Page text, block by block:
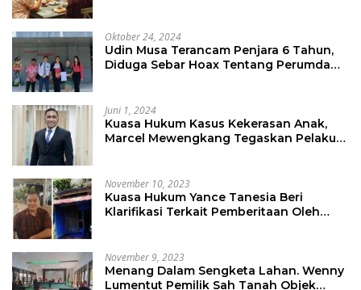
Oktober 24, 2024
Udin Musa Terancam Penjara 6 Tahun,
Diduga Sebar Hoax Tentang Perumda
Juni 1, 2024
Kuasa Hukum Kasus Kekerasan Anak,
Marcel Mewengkang Tegaskan Pelaku
November 10, 2023
Kuasa Hukum Yance Tanesia Beri
Klarifikasi Terkait Pemberitaan Oleh
November 9, 2023
Menang Dalam Sengketa Lahan. Wenny
Lumentut Pemilik Sah Tanah Objek